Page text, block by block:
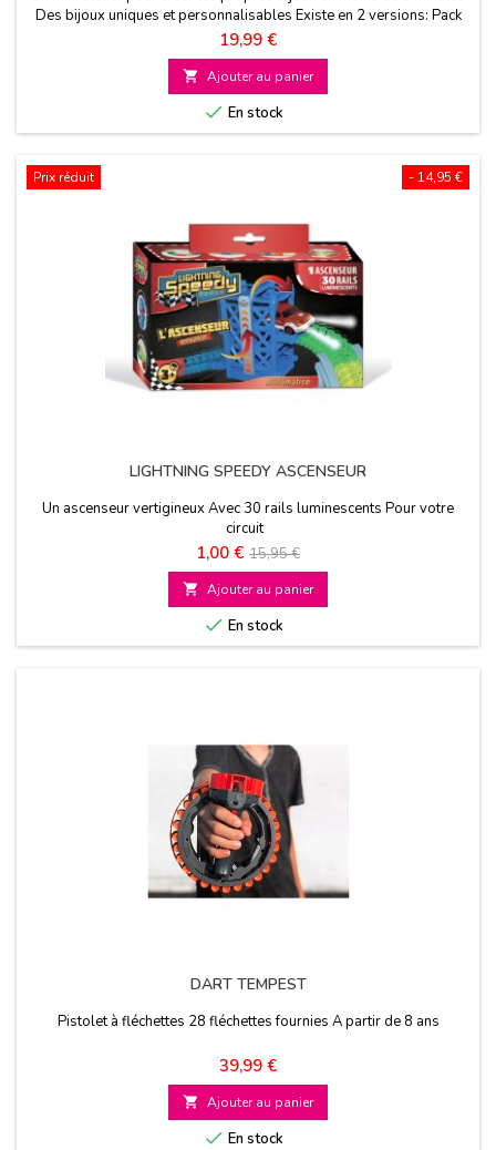
Des bijoux uniques et personnalisables Existe en 2 versions: Pack
Princesse ou Galaxy A partir de 5 ans
Prix
19,99 €
 Ajouter au panier
 En stock
- 14,95 €
Prix réduit
LIGHTNING SPEEDY ASCENSEUR
Un ascenseur vertigineux Avec 30 rails luminescents Pour votre
circuit
Prix
1,00 € Prix
de
base
15,95 €
 Ajouter au panier
 En stock
DART TEMPEST
Pistolet à fléchettes 28 fléchettes fournies A partir de 8 ans
Prix
39,99 €
 Ajouter au panier
 En stock